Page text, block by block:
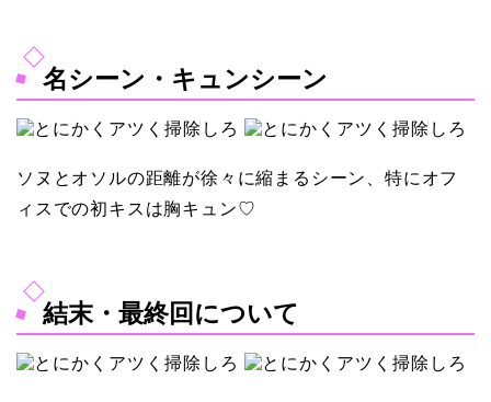
名シーン・キュンシーン
ソヌとオソルの距離が徐々に縮まるシーン、特にオフ
ィスでの初キスは胸キュン♡
結末・最終回について